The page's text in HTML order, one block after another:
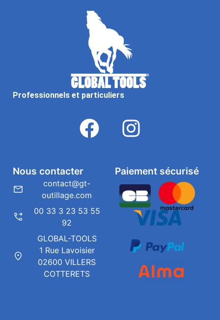
Professionnels et particuliers
Paiement sécurisé
Nous contacter
contact@gt-
outillage.com
00 33 3 23 53 55
92
GLOBAL-TOOLS
1 Rue Lavoisier
02600 VILLERS
COTTERETS